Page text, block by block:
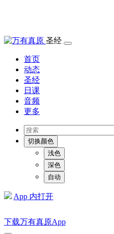
圣经
首页
动态
圣经
日课
音频
更多
切换颜色
浅色
深色
自动
App 内打开
下载万有真原App